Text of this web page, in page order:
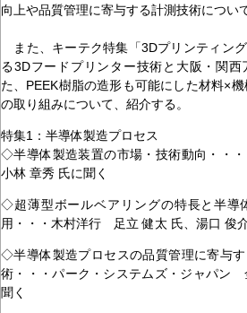
向上や品質管理に寄与する計測技術につい
また、キーテク特集「3Dプリンティン
る3Dフードプリンター技術と大阪・関西
た、PEEK樹脂の造形も可能にした材料×
の取り組みについて、紹介する。
特集1：半導体製造プロセス
◇半導体製造装置の市場・技術動向・・
小林 章秀 氏に聞く
◇超薄型ボールベアリングの特長と半導
用・・・木村洋行 足立 健太 氏、湯口 俊
◇半導体製造プロセスの品質管理に寄与
術・・・パーク・システムズ・ジャパン
聞く